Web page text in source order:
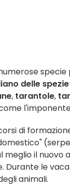
delle spezie
, tarantole,
di
il nuovo
Durante le
animali.